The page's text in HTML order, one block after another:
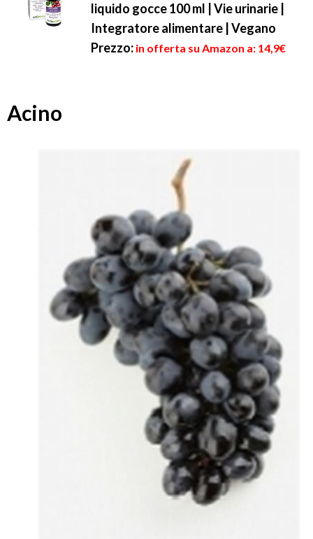
liquido gocce 100 ml | Vie urinarie |
Integratore alimentare | Vegano
Prezzo: in offerta su Amazon a: 14,9€
Acino